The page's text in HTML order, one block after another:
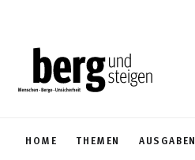
HOME THEMEN AUSGABEN